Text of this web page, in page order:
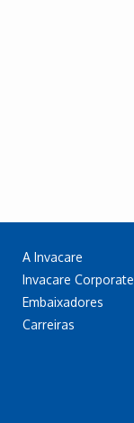
A Invacare
Invacare Corporate
Embaixadores
Carreiras